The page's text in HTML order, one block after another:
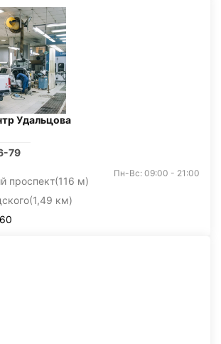
Удальцова
79
проспект(116 м)
(1,49 км)
Пн-Вс: 09:00 - 21:00